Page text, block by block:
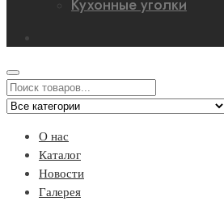
Кухонные уголки
О нас
Каталог
Новости
Галерея